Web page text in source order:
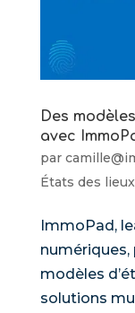
Des
avec
par
États des lieux
ImmoPad,
modèles
solutions